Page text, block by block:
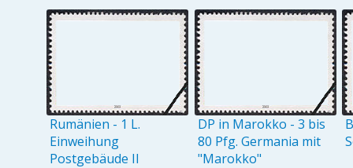
Rumänien - 1 L.
Einweihung
Postgebäude II
DP in Marokko - 3 bis
80 Pfg. Germania mit
"Marokko"